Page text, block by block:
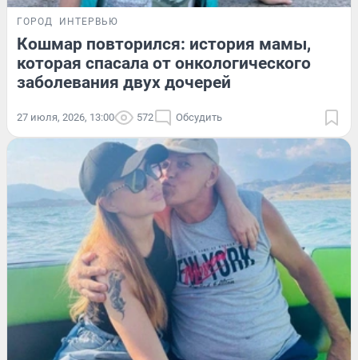
ГОРОД ИНТЕРВЬЮ
Кошмар повторился: история мамы,
которая спасала от онкологического
заболевания двух дочерей
27 июля, 2026, 13:00 572 Обсудить